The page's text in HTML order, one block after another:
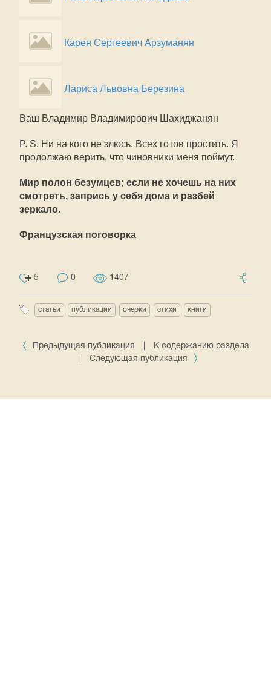
Карен Сергеевич Арзуманян
Лариса Львовна Березина
Ваш Владимир Владимирович Шахиджанян
P. S. Ни на кого не злюсь. Всех готов простить. Я
продолжаю верить, что чиновники меня поймут.
Мир полон безумцев; если не хочешь на них
смотреть, запрись у себя дома и разбей
зеркало.
Французская поговорка
5 0 1407
статьи публикации очерки стихи книги
Предыдущая публикация
К содержанию раздела
Следующая публикация